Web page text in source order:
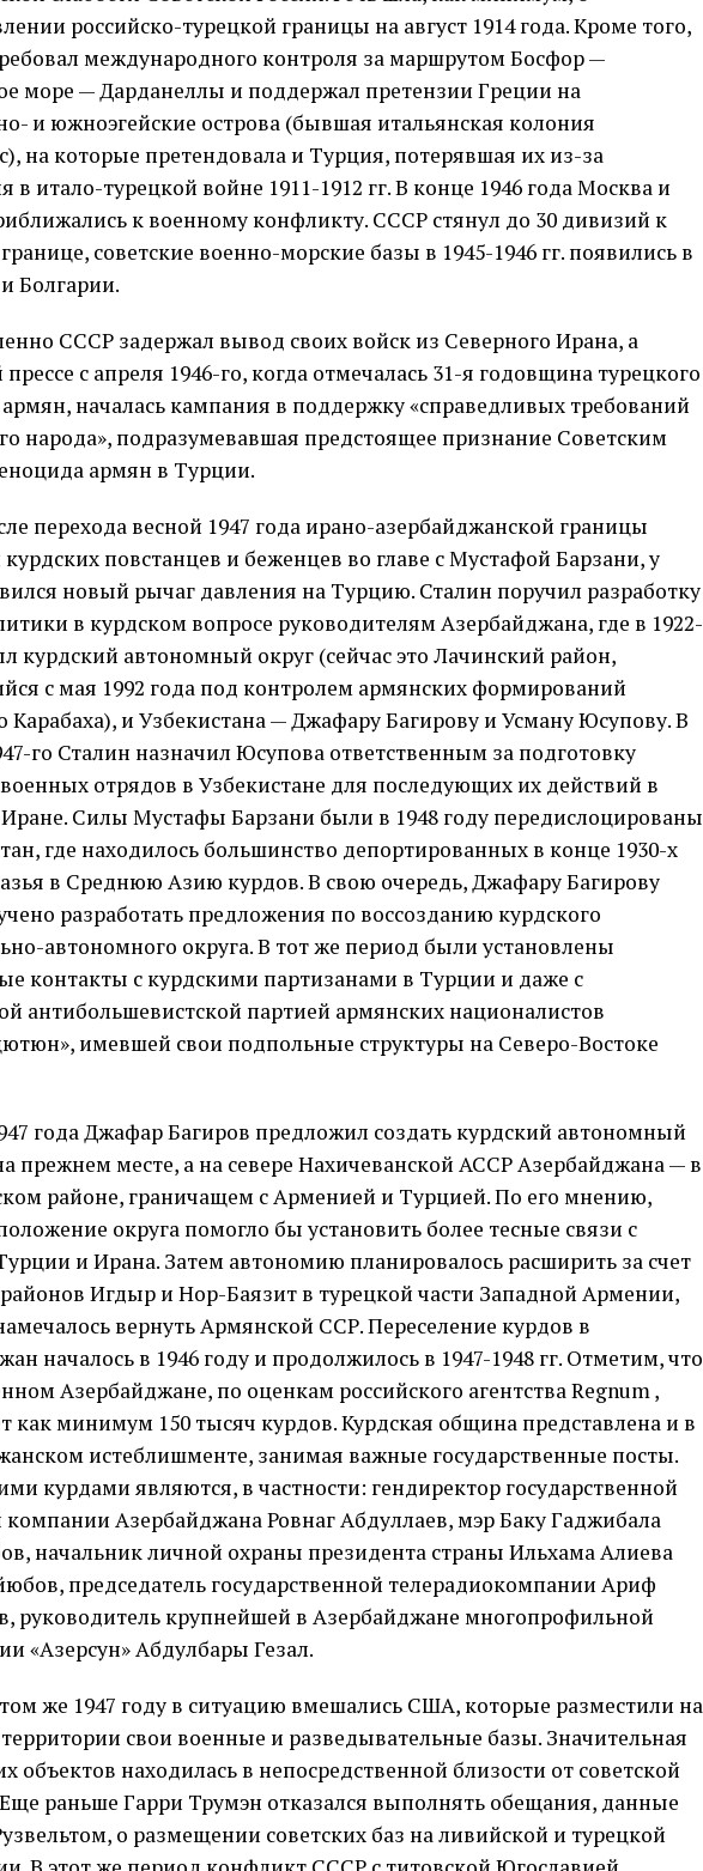
российско-турецкой границы на август 1914 года. Кроме того,
международного контроля за маршрутом Босфор —
море — Дарданеллы и поддержал претензии Греции на
и южноэгейские острова (бывшая итальянская колония
на которые претендовала и Турция, потерявшая их из-за
в итало-турецкой войне 1911-1912 гг. В конце 1946 года Москва и
к военному конфликту. СССР стянул до 30 дивизий к
советские военно-морские базы в 1945-1946 гг. появились в
Болгарии.
СССР задержал вывод своих войск из Северного Ирана, а
прессе с апреля 1946-го, когда отмечалась 31-я годовщина турецкого
началась кампания в поддержку «справедливых требований
народа», подразумевавшая предстоящее признание Советским
армян в Турции.
перехода весной 1947 года ирано-азербайджанской границы
повстанцев и беженцев во главе с Мустафой Барзани, у
новый рычаг давления на Турцию. Сталин поручил разработку
в курдском вопросе руководителям Азербайджана, где в 1922-
курдский автономный округ (сейчас это Лачинский район,
с мая 1992 года под контролем армянских формирований
Карабаха), и Узбекистана — Джафару Багирову и Усману Юсупову. В
го Сталин назначил Юсупова ответственным за подготовку
отрядов в Узбекистане для последующих их действий в
Силы Мустафы Барзани были в 1948 году передислоцированы
где находилось большинство депортированных в конце 1930-х
в Среднюю Азию курдов. В свою очередь, Джафару Багирову
разработать предложения по воссозданию курдского
автономного округа. В тот же период были установлены
контакты с курдскими партизанами в Турции и даже с
антибольшевистской партией армянских националистов
имевшей свои подпольные структуры на Северо-Востоке
года Джафар Багиров предложил создать курдский автономный
прежнем месте, а на севере Нахичеванской АССР Азербайджана — в
районе, граничащем с Арменией и Турцией. По его мнению,
округа помогло бы установить более тесные связи с
и Ирана. Затем автономию планировалось расширить за счет
Игдыр и Нор-Баязит в турецкой части Западной Армении,
вернуть Армянской ССР. Переселение курдов в
началось в 1946 году и продолжилось в 1947-1948 гг. Отметим, что
Азербайджане, по оценкам российского агентства Regnum ,
как минимум 150 тысяч курдов. Курдская община представлена и в
истеблишменте, занимая важные государственные посты.
курдами являются, в частности: гендиректор государственной
Азербайджана Ровнаг Абдуллаев, мэр Баку Гаджибала
начальник личной охраны президента страны Ильхама Алиева
председатель государственной телерадиокомпании Ариф
руководитель крупнейшей в Азербайджане многопрофильной
«Азерсун» Абдулбары Гезал.
же 1947 году в ситуацию вмешались США, которые разместили на
свои военные и разведывательные базы. Значительная
объектов находилась в непосредственной близости от советской
раньше Гарри Трумэн отказался выполнять обещания, данные
о размещении советских баз на ливийской и турецкой